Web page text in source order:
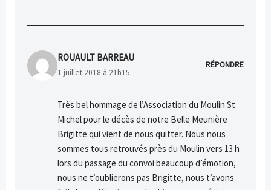
ROUAULT BARREAU
1 juillet 2018 à 21h15
RÉPONDRE
Très bel hommage de l’Association du Moulin St
Michel pour le décès de notre Belle Meunière
Brigitte qui vient de nous quitter. Nous nous
sommes tous retrouvés près du Moulin vers 13 h
lors du passage du convoi beaucoup d’émotion,
nous ne t’oublierons pas Brigitte, nous t’avons